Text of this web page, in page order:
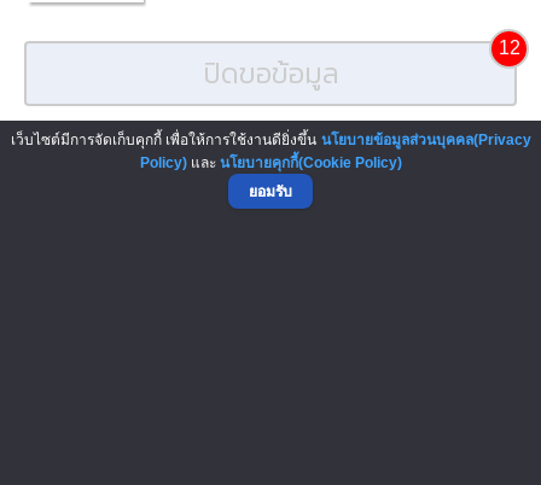
12
ปิดขอข้อมูล
งานแสดงสินค้า น่าสนใจ : Verified Event
เว็บไซต์มีการจัดเก็บคุกกี้ เพื่อให้การใช้งานดียิ่งขึ้น นโยบายข้อมูลส่วนบุคคล(Privacy
Policy)และ นโยบายคุกกี้(Cookie Policy)
ยอมรับ